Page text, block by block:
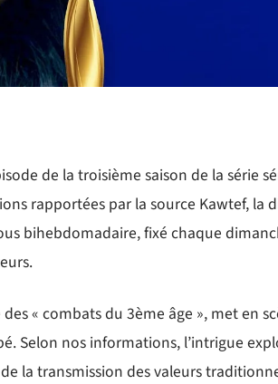
de la troisième saison de la série
rapportées par la source Kawtef, la
bihebdomadaire, fixé chaque
« combats du 3ème âge », met en
Selon nos informations, l’intrigue
la transmission des valeurs